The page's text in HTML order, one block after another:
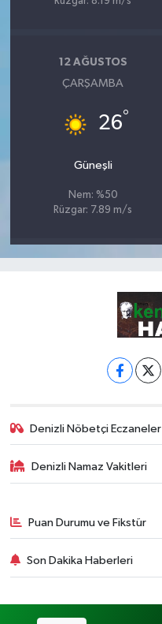
12 AĞUSTOS
ÇARŞAMBA
26°
Güneşli
Nem: %50
Rüzgar: 7.89 m/s
Denizli Nöbetçi Eczaneler
Denizli Namaz Vakitleri
Puan Durumu ve Fikstür
Son Dakika Haberleri